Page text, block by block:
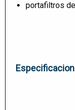
portafiltros